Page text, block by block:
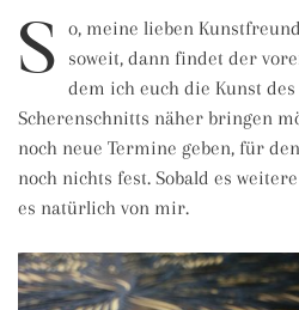
S o, meine lieben
soweit, dann findet der
dem ich euch die Kunst
Scherenschnitts näher bringen
noch neue Termine geben, für
noch nichts fest. Sobald es
es natürlich von mir.